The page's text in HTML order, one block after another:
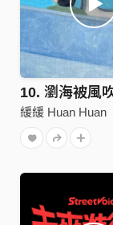
緩緩 Huan Huan